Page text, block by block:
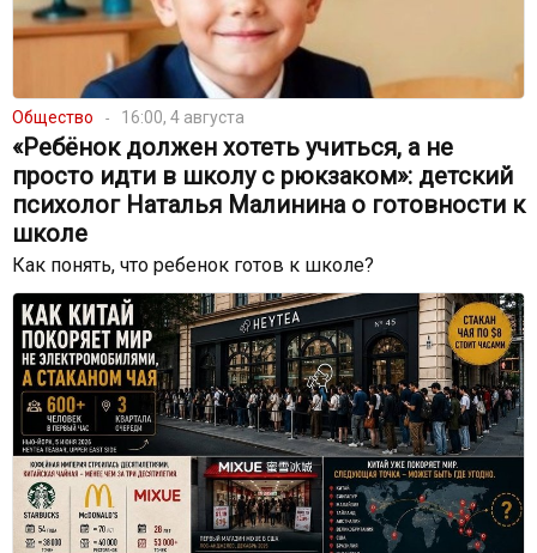
Общество 16:00, 4 августа
«Ребёнок должен хотеть учиться, а не
просто идти в школу с рюкзаком»: детский
психолог Наталья Малинина о готовности к
школе
Как понять, что ребенок готов к школе?